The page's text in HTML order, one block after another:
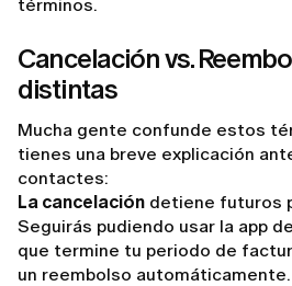
términos.
Cancelación vs.
distintas
Mucha gente confunde estos
tienes una breve explicación
contactes:
La cancelación detiene futuros
Seguirás pudiendo usar la app
que termine tu periodo de
un reembolso automáticamente.